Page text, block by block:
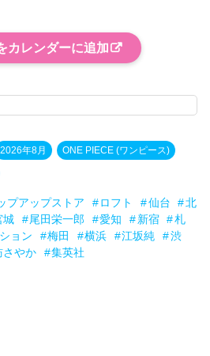
カレンダーに追加
2026年8月 ONE PIECE (ワンピース)
プアップストア ロフト 仙台
北
城 尾田栄一郎 愛知 新宿
札
ョン 梅田 横浜 江坂純
渋
さやか 集英社